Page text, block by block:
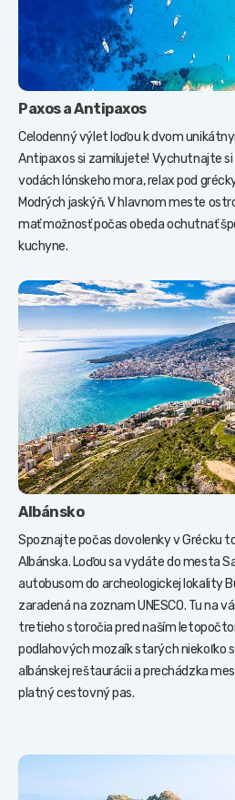
Paxos a Antipaxos
Celodenný výlet loďou k dvom
Antipaxos si zamilujete! Vychutnajte
vodách Iónskeho mora, relax pod
Modrých jaskýň. V hlavnom meste
mať možnosť počas obeda ochutnať
kuchyne.
Albánsko
Spoznajte počas dovolenky v Grécku
Albánska. Loďou sa vydáte do mesta
autobusom do archeologickej lokality
zaradená na zoznam UNESCO. Tu na
tretieho storočia pred naším
podlahových mozaík starých niekoľko
albánskej reštaurácii a prechádzka
platný cestovný pas.